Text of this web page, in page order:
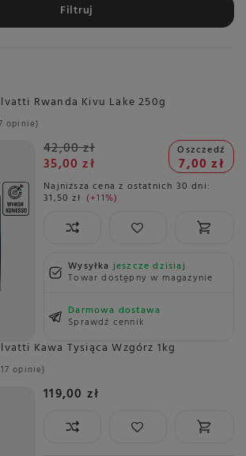
Filtruj
Rwanda Kivu Lake 250g
opinie
42,00 zł
35,00 zł
Oszczedź
7,00 zł
Najniższa cena z ostatnich 30 dni:
31,50 zł +11%
Wysyłkajeszcze dzisiaj
Towar dostępny w magazynie
Darmowa dostawa
Sprawdź cennik
Kawa Tysiąca Wzgórz 1kg
17 opinie
119,00 zł